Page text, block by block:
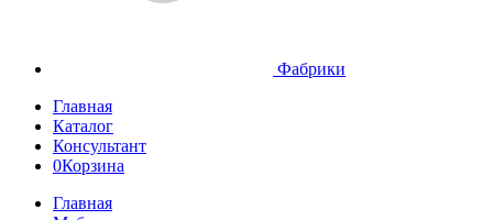
Фабрики
Главная
Каталог
Консультант
0Корзина
Главная